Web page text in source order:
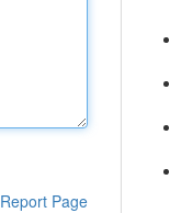
Report Page